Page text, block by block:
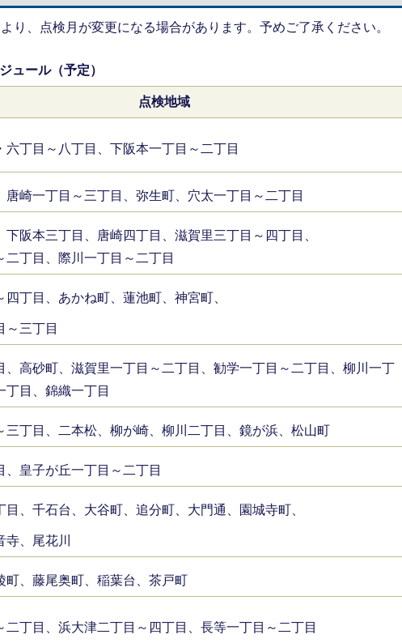
り、点検月が変更になる場合があります。予めご了承ください。
ュール（予定）
点検地域
六丁目～八丁目、下阪本一丁目～二丁目
唐崎一丁目～三丁目、弥生町、穴太一丁目～二丁目
下阪本三丁目、唐崎四丁目、滋賀里三丁目～四丁目、
二丁目、際川一丁目～二丁目
四丁目、あかね町、蓮池町、神宮町、
～三丁目
、高砂町、滋賀里一丁目～二丁目、勧学一丁目～二丁目、柳川一丁
丁目、錦織一丁目
三丁目、二本松、柳が崎、柳川二丁目、鏡が浜、松山町
、皇子が丘一丁目～二丁目
目、千石台、大谷町、追分町、大門通、園城寺町、
、尾花川
町、藤尾奥町、稲葉台、茶戸町
二丁目、浜大津二丁目～四丁目、長等一丁目～二丁目